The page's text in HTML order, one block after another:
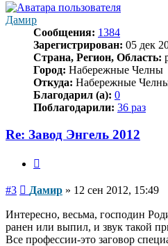
Дамир
Сообщения: 1384
Зарегистрирован: 05 дек
Страна, Регион, Область:
Город: Набережные Челны
Откуда: Набережные
Благодарил (а): 0
Поблагодарили: 36 раз
Re: Завод Энгель 2012
#3 Сообщение
Дамир » 12 сен 2012, 15:49
Интересно, весьма, господин
ранен или выпил, и звук такой
Все профессии-это заговор